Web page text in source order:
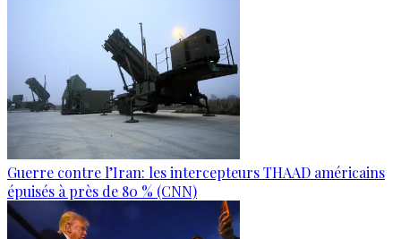
Guerre contre l’Iran: les intercepteurs THAAD américains
épuisés à près de 80 % (CNN)